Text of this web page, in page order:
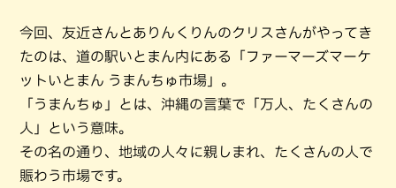
今回、友近さんとありんくりんのクリスさんがやってき
たのは、道の駅いとまん内にある「ファーマーズマーケ
ットいとまん うまんちゅ市場」。
「うまんちゅ」とは、沖縄の言葉で「万人、たくさんの
人」という意味。
その名の通り、地域の人々に親しまれ、たくさんの人で
賑わう市場です。